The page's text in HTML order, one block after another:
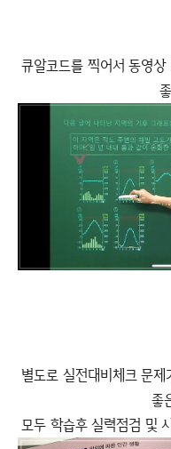
큐알코드를 찍어서 동영
별도로 실전대비체크 문
좋
모두 학습후 실력점검 및